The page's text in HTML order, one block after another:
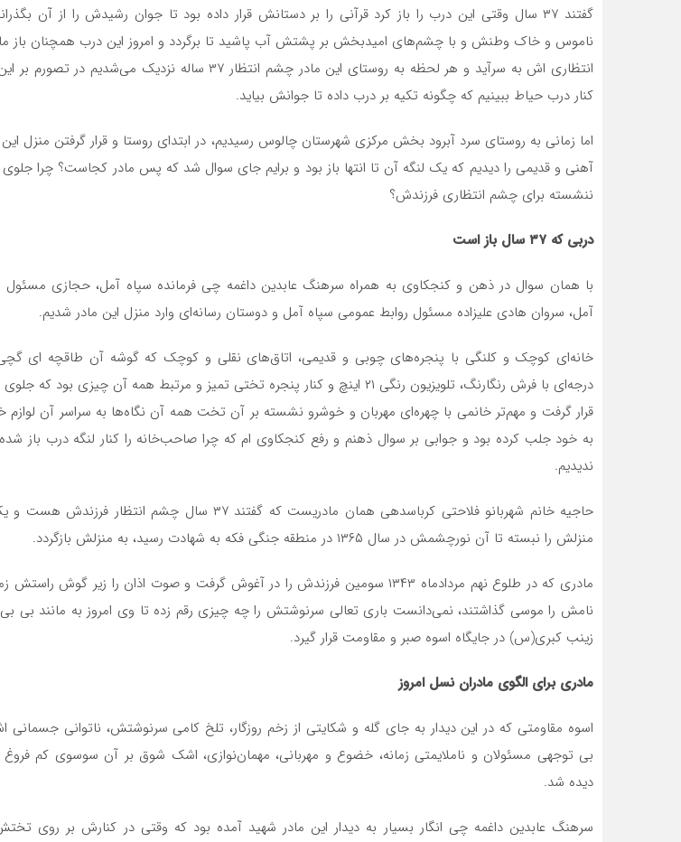
گفتند ۳۷ سال وقتی این درب را باز کرد قرآنی را بر دستانش قرار داده بود تا جوان رشیدش را از آن
ناموس و خاک وطنش و با چشم‌های امیدبخش بر پشتش آب پاشید تا برگردد و امروز این درب همچنان باز
انتظاری اش به سرآید و هر لحظه به روستای این مادر چشم انتظار ۳۷ ساله نزدیک
کنار درب حیاط ببینیم که چگونه تکیه بر درب داده تا جوانش بیاید.
اما زمانی به روستای سرد آبرود بخش مرکزی شهرستان چالوس رسیدیم، در ابتدای روستا و قرار گرفتن منزل
آهنی و قدیمی را دیدیم که یک لنگه آن تا انتها باز بود و برایم جای سوال شد که پس مادر کجاست؟ چرا
ننشسته برای چشم انتظاری فرزندش؟
دربی که ۳۷ سال باز است
با همان سوال در ذهن و کنجکاوی به همراه سرهنگ عابدین داغمه چی فرمانده سپاه آمل، حجازی مسئول
آمل، سروان هادی علیزاده مسئول روابط عمومی سپاه آمل و دوستان رسانه‌ای وارد منزل این مادر شدیم.
درجه‌ای با فرش رنگارنگ، تلویزیون رنگی ۲۱ اینچ و کنار پنجره تختی تمیز و مرتبط همه آن چیزی بود
قرار گرفت و مهم‌تر خانمی با چهره‌ای مهربان و خوشرو نشسته بر آن تخت همه آن نگاه‌ها به سراسر آن لوازم
به خود جلب کرده بود و جوابی بر سوال ذهنم و رفع کنجکاوی ام که چرا صاحب‌خانه را کنار لنگه درب باز
ندیدیم.
حاجیه خانم شهربانو فلاحتی کرباسدهی همان مادریست که گفتند ۳۷ سال چشم
منزلش را نبسته تا آن نورچشمش در سال ۱۳۶۵ در منطقه جنگی فکه به شهادت رسید، به منزلش بازگردد.
مادری که در طلوع نهم مردادماه ۱۳۴۳ سومین فرزندش را در آغوش گرفت و صوت اذان را زیر گوش
نامش را موسی گذاشتند، نمی‌دانست باری تعالی سرنوشتش را چه چیزی رقم زده تا وی امروز به مانند
زینب کبری(س) در جایگاه اسوه صبر و مقاومت قرار گیرد.
مادری برای الگوی مادران نسل امروز
اسوه مقاومتی که در این دیدار به جای گله و شکایتی از زخم روزگار، تلخ کامی سرنوشتش، ناتوانی جسمانی
بی توجهی مسئولان و ناملایمتی زمانه، خضوع و مهربانی، مهمان‌نوازی، اشک شوق بر آن سوسوی کم فروغ
دیده شد.
سرهنگ عابدین داغمه چی انگار بسیار به دیدار این مادر شهید آمده بود که وقتی در کنارش بر روی